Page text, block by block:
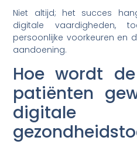
Niet altijd; het succes
digitale vaardigheden,
persoonlijke voorkeuren en
aandoening.
Hoe wordt
patiënten
digitale